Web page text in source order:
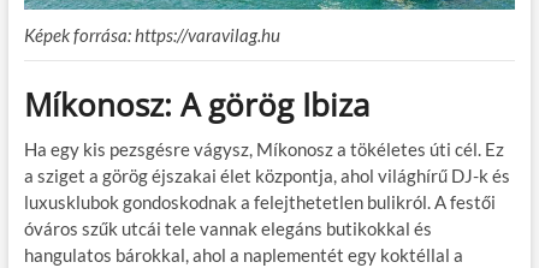
Képek forrása: https://varavilag.hu
Míkonosz: A görög Ibiza
Ha egy kis pezsgésre vágysz, Míkonosz a tökéletes úti cél. Ez
a sziget a görög éjszakai élet központja, ahol világhírű DJ-k és
luxusklubok gondoskodnak a felejthetetlen bulikról. A festői
óváros szűk utcái tele vannak elegáns butikokkal és
hangulatos bárokkal, ahol a naplementét egy koktéllal a